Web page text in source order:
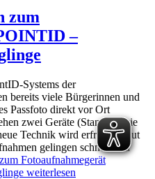
zum
–
Systems der
bereits viele Bürgerinnen und
Passfoto direkt vor Ort
zwei Geräte (Stand- sowie
Technik wird erfreulich gut
gelingen schnell und
Fotoaufnahmegerät
weiterlesen